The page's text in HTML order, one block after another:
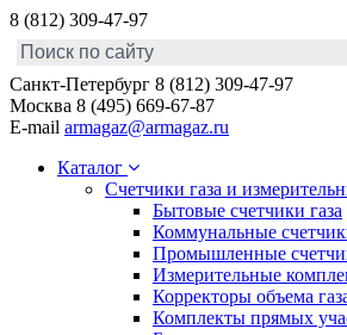
8 (812) 309-47-97
Санкт-Петербург 8 (812) 309-47-97
Москва 8 (495) 669-67-87
E-mail armagaz@armagaz.ru
Каталог
Счетчики газа и
Бытовые счетчики газа
Коммунальные
Промышленные
Измерительные
Корректоры объема
Комплекты прямых